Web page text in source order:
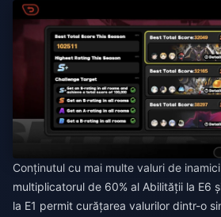
Conținutul cu mai multe valuri de
multiplicatorul de 60% al Abilității la E6
la E1 permit curățarea valurilor dintr-o